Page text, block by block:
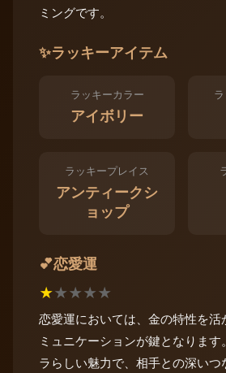
ミングです。
✨ラッキーアイテム
ラッキーカラー
アイボリー
ラッキープレイス
アンティークシ
ョップ
💕恋愛運
★★★★★
恋愛運においては、金の特性を活
ミュニケーションが鍵となります
ラらしい魅力で、相手との深いつ